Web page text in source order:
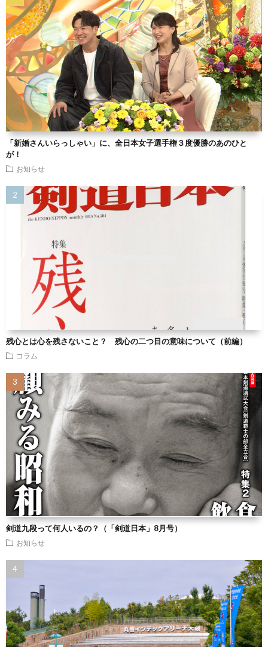
「新婚さんいらっしゃい」に、全日本女子選手権３度優勝のあのひと
が！
お知らせ
残心とは心を残さないこと？ 残心の二つ目の意味について（前編）
コラム
剣道九段って何人いるの？（「剣道日本」8月号）
お知らせ